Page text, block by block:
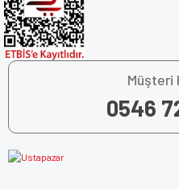
Müşteri
0546